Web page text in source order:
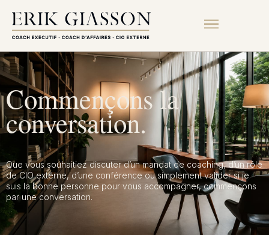
Commençons la
conversation.
Que vous souhaitiez discuter d’un mandat de coaching, d’un rôle
de CIO externe, d’une conférence ou simplement valider si je
suis la bonne personne pour vous accompagner, commençons
par une conversation.